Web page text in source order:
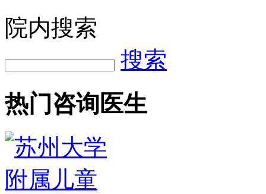
院内搜索
搜索
热门咨询医生